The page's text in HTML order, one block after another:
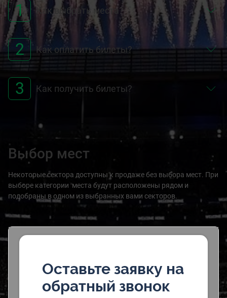
1 Как выбрать места?
2 Как оплатить билеты?
3 Как получить билеты?
Выбор мест
Некоторые сектора доступны к продаже без выбора мест. При
выборе категории места будут расположены рядом и
подобраны в одном из выбранных вами секторов.
Оставьте заявку на
обратный звонок